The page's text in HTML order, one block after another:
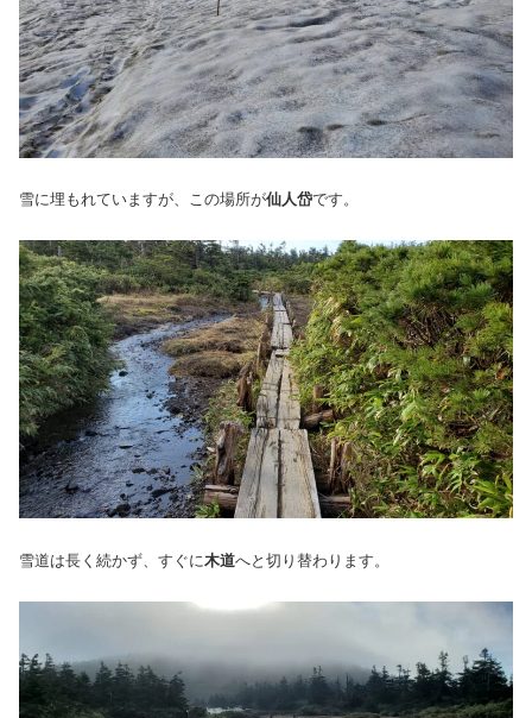
雪に埋もれていますが、この場所が仙人岱です。
雪道は長く続かず、すぐに木道へと切り替わります。